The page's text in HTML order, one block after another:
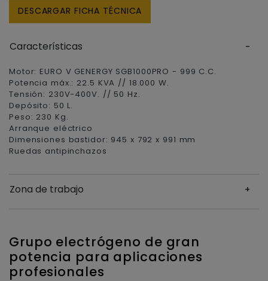
DESCARGAR FICHA TÉCNICA
Características
Motor: EURO V GENERGY SGB1000PRO - 999 C.C.
Potencia máx.: 22.5 KVA // 18.000 W.
Tensión: 230V-400V. // 50 Hz.
Depósito: 50 L.
Peso: 230 Kg.
Arranque eléctrico
Dimensiones bastidor: 945 x 792 x 991 mm
Ruedas antipinchazos
Zona de trabajo
Grupo electrógeno de gran
potencia para aplicaciones
profesionales